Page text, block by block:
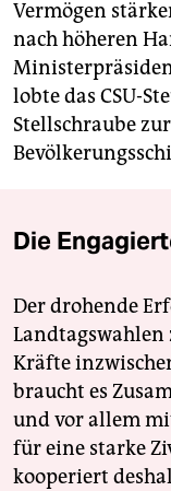
Vermögen
nach höheren
lobte das CSU-
Stellschraube
Die
Der drohende
Landtagswahlen
Kräfte
braucht es
und vor allem
für eine starke
kooperiert